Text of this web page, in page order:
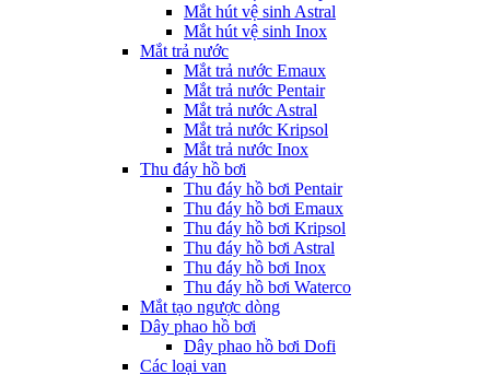
Mắt hút vệ sinh Astral
Mắt hút vệ sinh Inox
Mắt trả nước
Mắt trả nước Emaux
Mắt trả nước Pentair
Mắt trả nước Astral
Mắt trả nước Kripsol
Mắt trả nước Inox
Thu đáy hồ bơi
Thu đáy hồ bơi Pentair
Thu đáy hồ bơi Emaux
Thu đáy hồ bơi Kripsol
Thu đáy hồ bơi Astral
Thu đáy hồ bơi Inox
Thu đáy hồ bơi Waterco
Mắt tạo ngược dòng
Dây phao hồ bơi
Dây phao hồ bơi Dofi
Các loại van